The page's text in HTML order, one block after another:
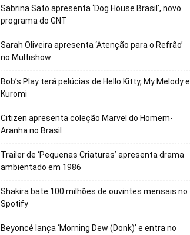
Sabrina Sato apresenta ‘Dog House Brasil’, novo
programa do GNT
Sarah Oliveira apresenta ‘Atenção para o Refrão’
no Multishow
Bob’s Play terá pelúcias de Hello Kitty, My Melody e
Kuromi
Citizen apresenta coleção Marvel do Homem-
Aranha no Brasil
Trailer de ‘Pequenas Criaturas’ apresenta drama
ambientado em 1986
Shakira bate 100 milhões de ouvintes mensais no
Spotify
Beyoncé lança ‘Morning Dew (Donk)’ e entra no